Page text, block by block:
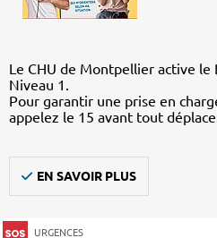
Le CHU de Montpellier active le
Niveau 1.
Pour garantir une prise en
appelez le 15 avant tout
EN SAVOIR PLUS
URGENCES